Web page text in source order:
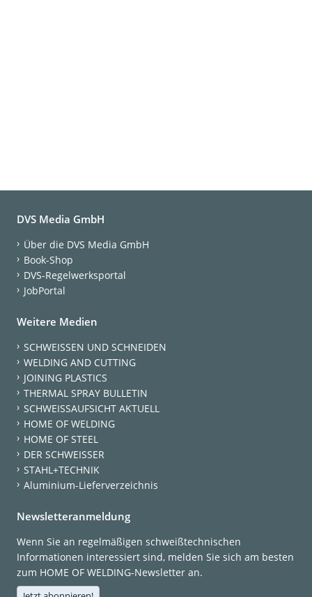
DVS Media GmbH
Über die DVS Media GmbH
Book-Shop
DVS-Regelwerksportal
JobPortal
Weitere Medien
SCHWEISSEN UND SCHNEIDEN
WELDING AND CUTTING
JOINING PLASTICS
THERMAL SPRAY BULLETIN
SCHWEISSAUFSICHT AKTUELL
HOME OF WELDING
HOME OF STEEL
DER SCHWEISSER
STAHL+TECHNIK
Aluminium-Lieferverzeichnis
Newsletteranmeldung
Wenn Sie an regelmäßigen schweißtechnischen
Informationen interessiert sind, melden Sie sich am besten
zum HOME OF WELDING-Newsletter an.